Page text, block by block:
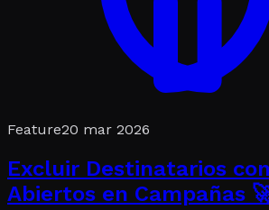
Feature20 mar 2026
Excluir Destinatarios
Abiertos en Campañas